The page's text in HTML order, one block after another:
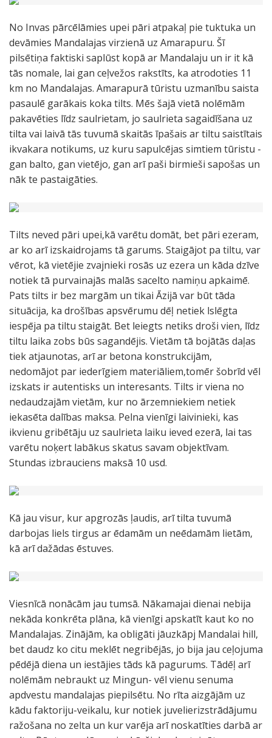
No Invas pārcēlāmies upei pāri atpakaļ pie tuktuka un
devāmies Mandalajas virzienā uz Amarapuru. Šī
pilsētiņa faktiski saplūst kopā ar Mandalaju un ir it kā
tās nomale, lai gan ceļvežos rakstīts, ka atrodoties 11
km no Mandalajas. Amarapurā tūristu uzmanību saista
pasaulē garākais koka tilts. Mēs šajā vietā nolēmām
pakavēties līdz saulrietam, jo saulrieta sagaidīšana uz
tilta vai laivā tās tuvumā skaitās īpašais ar tiltu saistītais
ikvakara notikums, uz kuru sapulcējas simtiem tūristu -
gan balto, gan vietējo, gan arī paši birmieši sapošas un
nāk te pastaigāties.
Tilts neved pāri upei,kā varētu domāt, bet pāri ezeram,
ar ko arī izskaidrojams tā garums. Staigājot pa tiltu, var
vērot, kā vietējie zvajnieki rosās uz ezera un kāda dzīve
notiek tā purvainajās malās sacelto namiņu apkaimē.
Pats tilts ir bez margām un tikai Āzijā var būt tāda
situācija, ka drošības apsvērumu dēļ netiek lslēgta
iespēja pa tiltu staigāt. Bet leiegts netiks droši vien, līdz
tiltu laika zobs būs sagandējis. Vietām tā bojātās daļas
tiek atjaunotas, arī ar betona konstrukcijām,
nedomājot par iederīgiem materiāliem,tomēr šobrīd vēl
izskats ir autentisks un interesants. Tilts ir viena no
nedaudzajām vietām, kur no ārzemniekiem netiek
iekasēta dalības maksa. Pelna vienīgi laivinieki, kas
ikvienu gribētāju uz saulrieta laiku ieved ezerā, lai tas
varētu noķert labākus skatus savam objektīvam.
Stundas izbrauciens maksā 10 usd.
Kā jau visur, kur apgrozās ļaudis, arī tilta tuvumā
darbojas liels tirgus ar ēdamām un neēdamām lietām,
kā arī dažādas ēstuves.
Viesnīcā nonācām jau tumsā. Nākamajai dienai nebija
nekāda konkrēta plāna, kā vienīgi apskatīt kaut ko no
Mandalajas. Zinājām, ka obligāti jāuzkāpj Mandalai hill,
bet daudz ko citu meklēt negribējās, jo bija jau ceļojuma
pēdējā diena un iestājies tāds kā pagurums. Tādēļ arī
nolēmām nebraukt uz Mingun- vēl vienu senuma
apdvestu mandalajas piepilsētu. No rīta aizgājām uz
kādu faktoriju-veikalu, kur notiek juvelierizstrādājumu
ražošana no zelta un kur varēja arī noskatīties darbā ar